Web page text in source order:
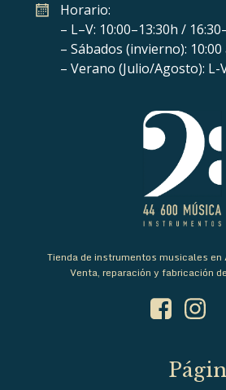
Horario:
– L–V: 10:00–13:30h /
– Sábados (invierno): 10:00
– Verano (Julio/Agosto): L-
Tienda de instrumentos musicales en
Venta, reparación y fabricación